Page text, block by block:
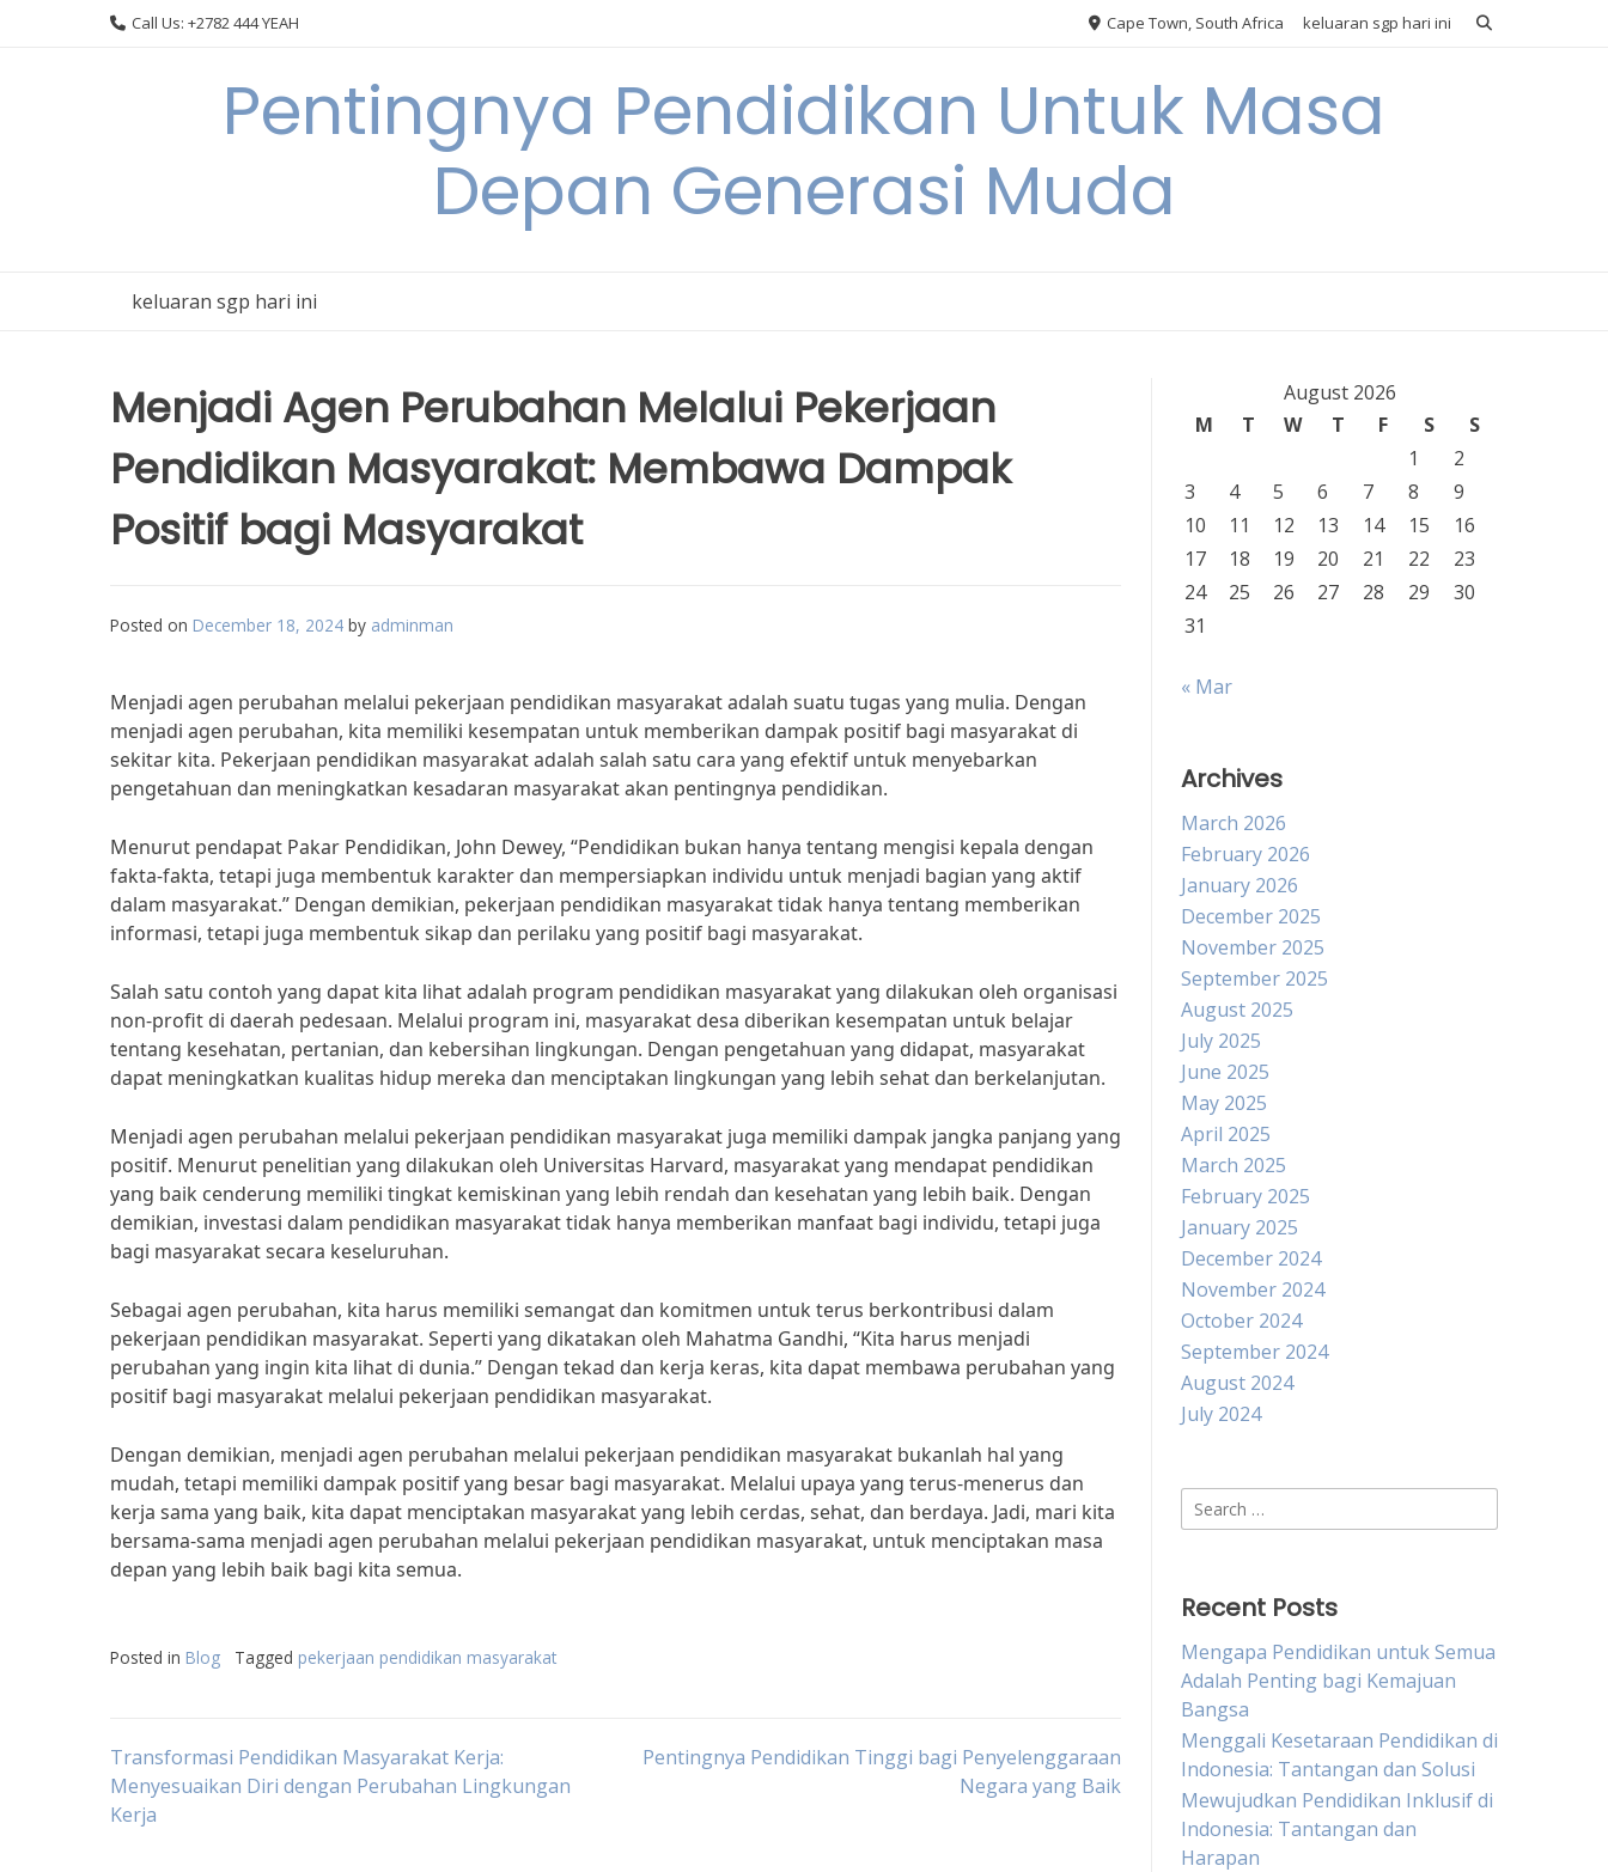
Call Us: +2782 444 YEAH Cape Town, South Africa keluaran sgp hari ini
Pentingnya Pendidikan Untuk Masa
Depan Generasi Muda
keluaran sgp hari ini
Menjadi Agen Perubahan Melalui Pekerjaan
Pendidikan Masyarakat: Membawa Dampak
Positif bagi Masyarakat
Posted on December 18, 2024 by adminman
Menjadi agen perubahan melalui pekerjaan pendidikan masyarakat adalah suatu tugas yang mulia. Dengan
menjadi agen perubahan, kita memiliki kesempatan untuk memberikan dampak positif bagi masyarakat di
sekitar kita. Pekerjaan pendidikan masyarakat adalah salah satu cara yang efektif untuk menyebarkan
pengetahuan dan meningkatkan kesadaran masyarakat akan pentingnya pendidikan.
Menurut pendapat Pakar Pendidikan, John Dewey, “Pendidikan bukan hanya tentang mengisi kepala dengan
fakta-fakta, tetapi juga membentuk karakter dan mempersiapkan individu untuk menjadi bagian yang aktif
dalam masyarakat.” Dengan demikian, pekerjaan pendidikan masyarakat tidak hanya tentang memberikan
informasi, tetapi juga membentuk sikap dan perilaku yang positif bagi masyarakat.
Salah satu contoh yang dapat kita lihat adalah program pendidikan masyarakat yang dilakukan oleh organisasi
non-profit di daerah pedesaan. Melalui program ini, masyarakat desa diberikan kesempatan untuk belajar
tentang kesehatan, pertanian, dan kebersihan lingkungan. Dengan pengetahuan yang didapat, masyarakat
dapat meningkatkan kualitas hidup mereka dan menciptakan lingkungan yang lebih sehat dan berkelanjutan.
Menjadi agen perubahan melalui pekerjaan pendidikan masyarakat juga memiliki dampak jangka panjang yang
positif. Menurut penelitian yang dilakukan oleh Universitas Harvard, masyarakat yang mendapat pendidikan
yang baik cenderung memiliki tingkat kemiskinan yang lebih rendah dan kesehatan yang lebih baik. Dengan
demikian, investasi dalam pendidikan masyarakat tidak hanya memberikan manfaat bagi individu, tetapi juga
bagi masyarakat secara keseluruhan.
Sebagai agen perubahan, kita harus memiliki semangat dan komitmen untuk terus berkontribusi dalam
pekerjaan pendidikan masyarakat. Seperti yang dikatakan oleh Mahatma Gandhi, “Kita harus menjadi
perubahan yang ingin kita lihat di dunia.” Dengan tekad dan kerja keras, kita dapat membawa perubahan yang
positif bagi masyarakat melalui pekerjaan pendidikan masyarakat.
Dengan demikian, menjadi agen perubahan melalui pekerjaan pendidikan masyarakat bukanlah hal yang
mudah, tetapi memiliki dampak positif yang besar bagi masyarakat. Melalui upaya yang terus-menerus dan
kerja sama yang baik, kita dapat menciptakan masyarakat yang lebih cerdas, sehat, dan berdaya. Jadi, mari kita
bersama-sama menjadi agen perubahan melalui pekerjaan pendidikan masyarakat, untuk menciptakan masa
depan yang lebih baik bagi kita semua.
Posted in Blog Tagged pekerjaan pendidikan masyarakat
Post
navigation
Transformasi Pendidikan Masyarakat Kerja:
Menyesuaikan Diri dengan Perubahan Lingkungan
Kerja
Pentingnya Pendidikan Tinggi bagi Penyelenggaraan
Negara yang Baik
August 2026
M
T W T F S
S
1
2
3
4 5 6 7 8
9
10
11 12 13 14 15
16
17
18 19 20 21 22
23
24
25 26 27 28 29
30
31
« Mar
Archives
March 2026
February 2026
January 2026
December 2025
November 2025
September 2025
August 2025
July 2025
June 2025
May 2025
April 2025
March 2025
February 2025
January 2025
December 2024
November 2024
October 2024
September 2024
August 2024
July 2024
Search
for:
Recent Posts
Mengapa Pendidikan untuk Semua
Adalah Penting bagi Kemajuan
Bangsa
Menggali Kesetaraan Pendidikan di
Indonesia: Tantangan dan Solusi
Mewujudkan Pendidikan Inklusif di
Indonesia: Tantangan dan
Harapan